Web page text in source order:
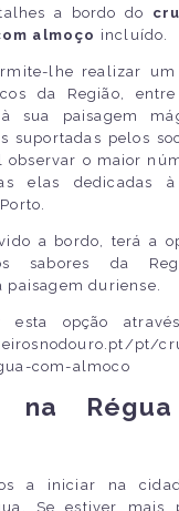
a bordo do
almoço incluído.
lhe realizar um
da Região,
sua paisagem
suportadas pelos
observar o maior
elas dedicadas
a bordo, terá a
sabores da
duriense.
esta opção
pt/
com-almoco
na
a iniciar na
Se estiver mais